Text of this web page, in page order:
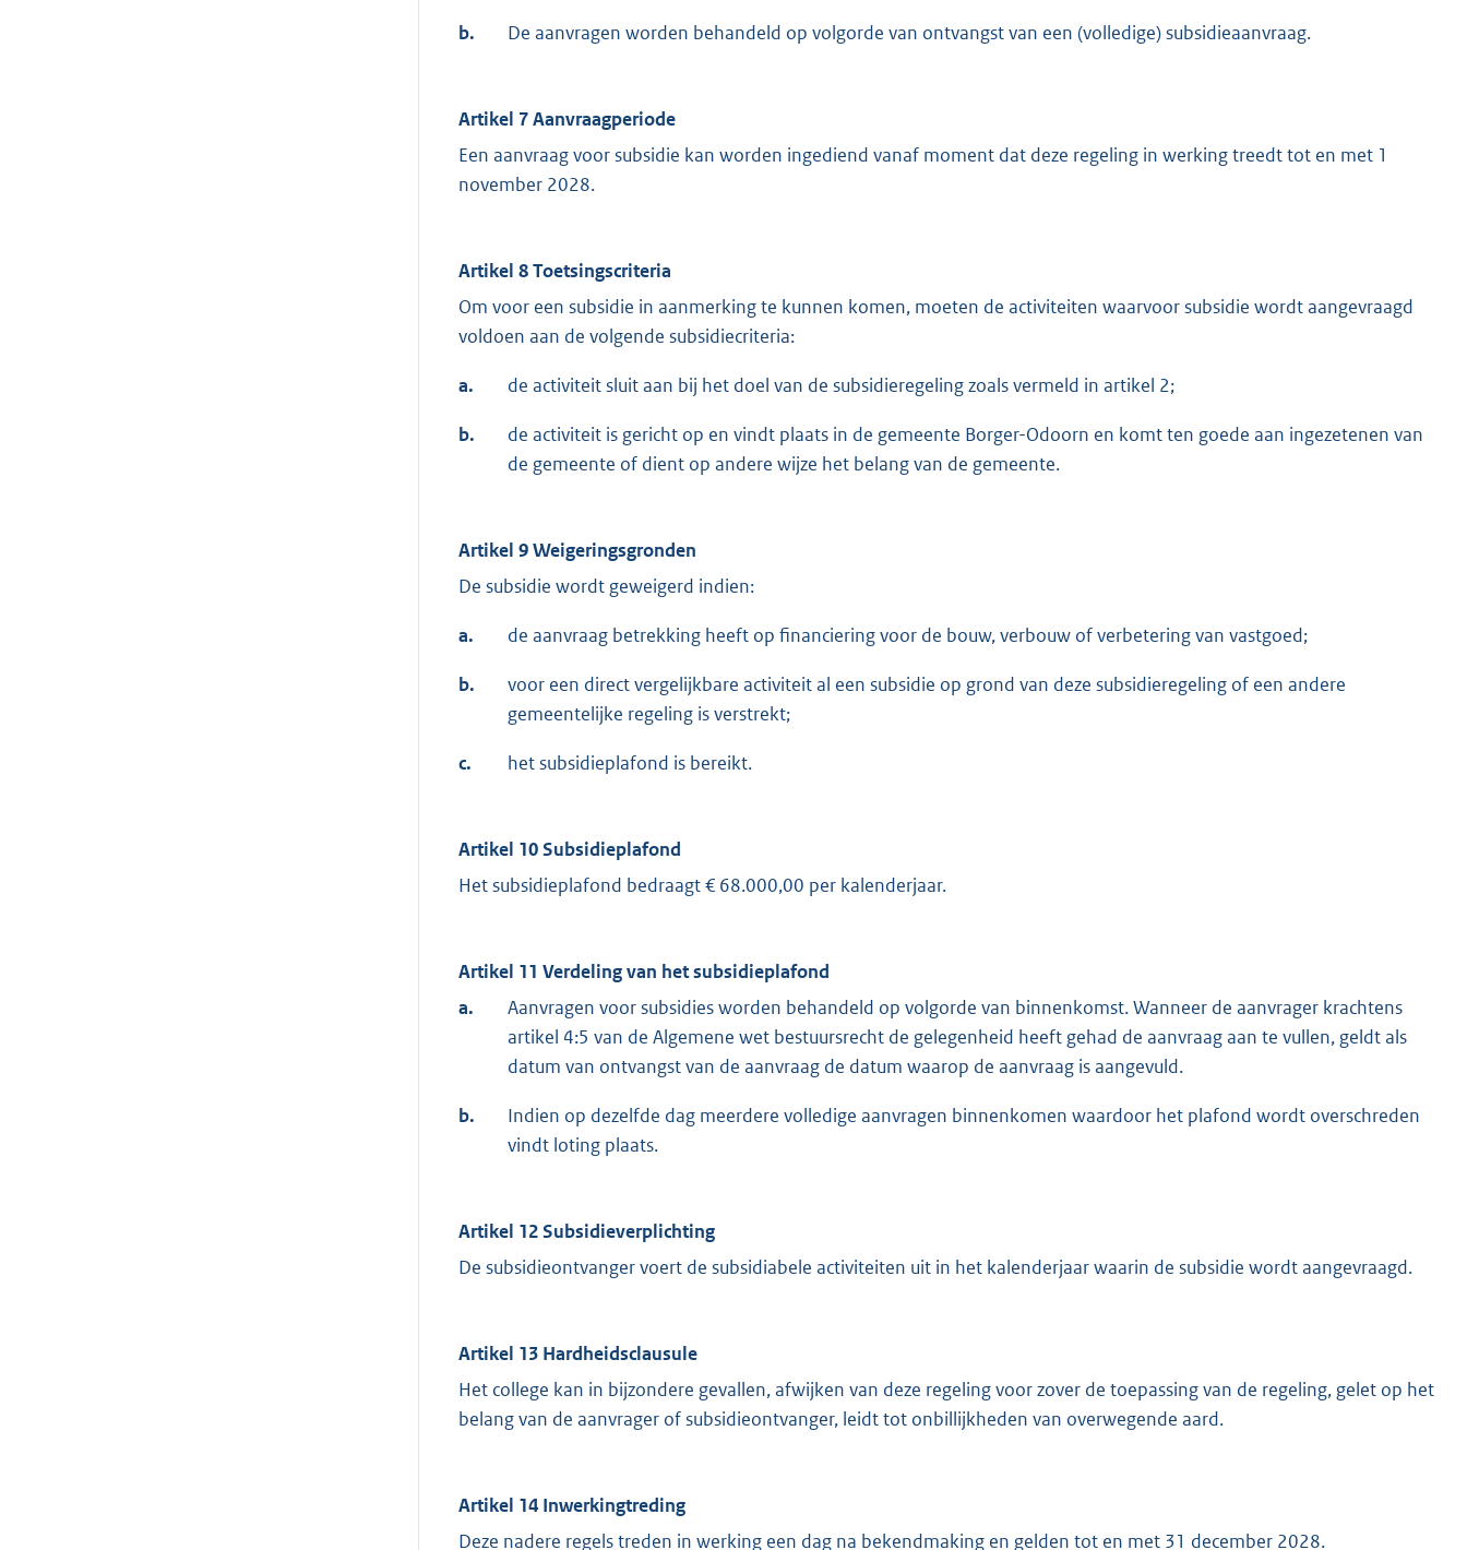
b. De aanvragen worden behandeld op volgorde van ontvangst van een (volledige) subsidieaanvraag.
Artikel 7 Aanvraagperiode
Een aanvraag voor subsidie kan worden ingediend vanaf moment dat deze regeling in werking treedt tot en met 1
november 2028.
Artikel 8 Toetsingscriteria
Om voor een subsidie in aanmerking te kunnen komen, moeten de activiteiten waarvoor subsidie wordt aangevraagd
voldoen aan de volgende subsidiecriteria:
a. de activiteit sluit aan bij het doel van de subsidieregeling zoals vermeld in artikel 2;
b.
de activiteit is gericht op en vindt plaats in de gemeente Borger-Odoorn en komt ten goede aan ingezetenen van
de gemeente of dient op andere wijze het belang van de gemeente.
Artikel 9 Weigeringsgronden
De subsidie wordt geweigerd indien:
a. de aanvraag betrekking heeft op financiering voor de bouw, verbouw of verbetering van vastgoed;
b.
voor een direct vergelijkbare activiteit al een subsidie op grond van deze subsidieregeling of een andere
gemeentelijke regeling is verstrekt;
c. het subsidieplafond is bereikt.
Artikel 10 Subsidieplafond
Het subsidieplafond bedraagt € 68.000,00 per kalenderjaar.
Artikel 11 Verdeling van het subsidieplafond
a.
Aanvragen voor subsidies worden behandeld op volgorde van binnenkomst. Wanneer de aanvrager krachtens
artikel 4:5 van de Algemene wet bestuursrecht de gelegenheid heeft gehad de aanvraag aan te vullen, geldt als
datum van ontvangst van de aanvraag de datum waarop de aanvraag is aangevuld.
b.
Indien op dezelfde dag meerdere volledige aanvragen binnenkomen waardoor het plafond wordt overschreden
vindt loting plaats.
Artikel 12 Subsidieverplichting
De subsidieontvanger voert de subsidiabele activiteiten uit in het kalenderjaar waarin de subsidie wordt aangevraagd.
Artikel 13 Hardheidsclausule
Het college kan in bijzondere gevallen, afwijken van deze regeling voor zover de toepassing van de regeling, gelet op het
belang van de aanvrager of subsidieontvanger, leidt tot onbillijkheden van overwegende aard.
Artikel 14 Inwerkingtreding
Deze nadere regels treden in werking een dag na bekendmaking en gelden tot en met 31 december 2028.